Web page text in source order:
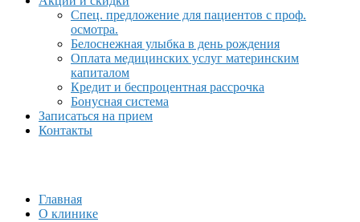
Спец. предложение для пациентов с проф.
осмотра.
Белоснежная улыбка в день рождения
Оплата медицинских услуг материнским
капиталом
Кредит и беспроцентная рассрочка
Бонусная система
Записаться на прием
Контакты
Главная
О клинике